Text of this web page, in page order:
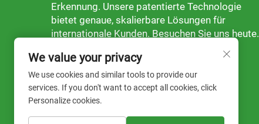
Erkennung. Unsere patentierte Technologie
bietet genaue, skalierbare Lösungen für
internationale Kunden. Besuchen Sie uns heute.
We value your privacy
We use cookies and similar tools to provide our
services. If you don't want to accept all cookies, click
Personalize cookies.